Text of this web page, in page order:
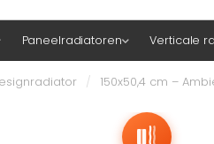
Paneelradiatoren Verticale
/ 150x50,4 cm –